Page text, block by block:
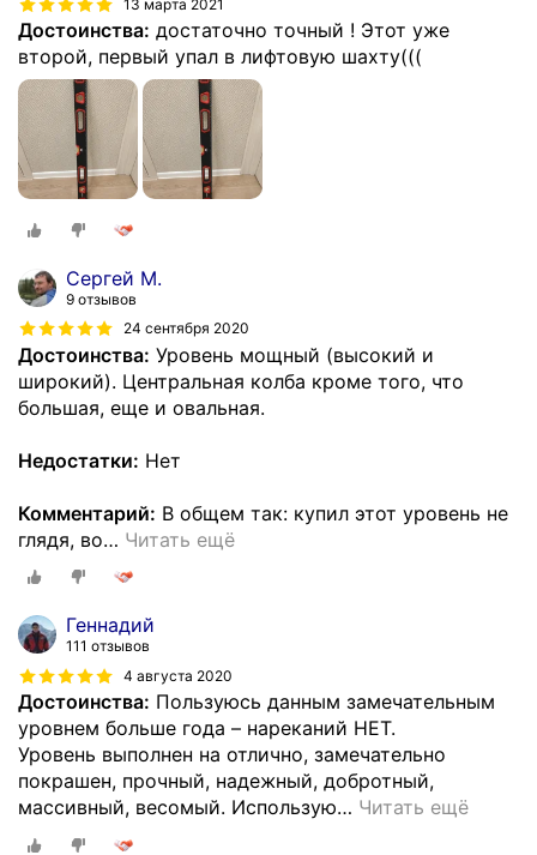
13 марта 2021
Достоинства: достаточно точный ! Этот уже
второй, первый упал в лифтовую шахту(((
Сергей М.
9 отзывов
24 сентября 2020
Достоинства: Уровень мощный (высокий и
широкий). Центральная колба кроме того, что
большая, еще и овальная.
Недостатки: Нет
Комментарий: В общем так: купил этот уровень не
глядя, во… Читать ещё
Геннадий
111 отзывов
4 августа 2020
Достоинства: Пользуюсь данным замечательным
уровнем больше года – нареканий НЕТ.
Уровень выполнен на отлично, замечательно
покрашен, прочный, надежный, добротный,
массивный, весомый. Использую… Читать ещё